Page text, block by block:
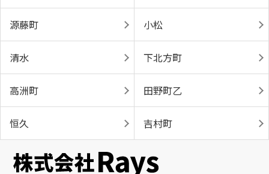
源藤町 小松
清水 下北方町
高洲町 田野町乙
恒久 吉村町